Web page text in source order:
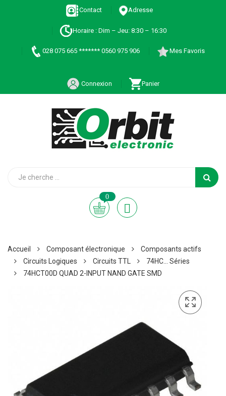
Contact Adresse
Horaire : Dim – Jeu: 8:30 – 16:30
028 075 665 ******* 0560 975 906 Mes Favoris
Connexion Panier
0
Accueil Composant électronique
Composants actifs
Circuits Logiques
Circuits TTL
74HC... Séries
74HCT00D QUAD 2-INPUT NAND GATE SMD